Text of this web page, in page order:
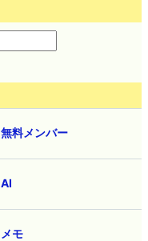
無料メンバー
AI
メモ